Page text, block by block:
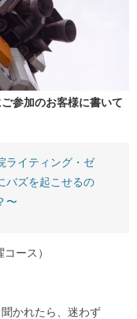
参加のお客様に書いて
ライティング・ゼ
バズを起こせるの
〜
ース）
かれたら、迷わず